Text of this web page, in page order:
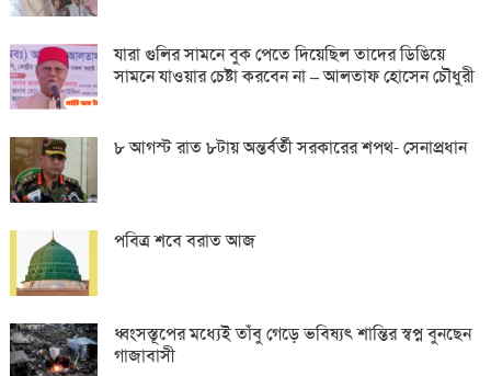
যারা গুলির সামনে বুক পেতে দিয়েছিল তাদের ডিঙিয়ে
সামনে যাওয়ার চেষ্টা করবেন না – আলতাফ হোসেন চৌধুরী
৮ আগস্ট রাত ৮টায় অন্তর্বর্তী সরকারের শপথ- সেনাপ্রধান
পবিত্র শবে বরাত আজ
ধ্বংসস্তূপের মধ্যেই তাঁবু গেড়ে ভবিষ্যৎ শান্তির স্বপ্ন বুনছেন
গাজাবাসী